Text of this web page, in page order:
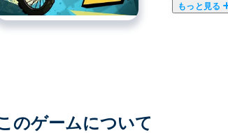
もっと見る
Mad Skills Motocross 2 は、ハイスピードの
とライダーを自分のスタイルに合わせてカ
スロットル: W、上矢印キー、または
のゲームについて